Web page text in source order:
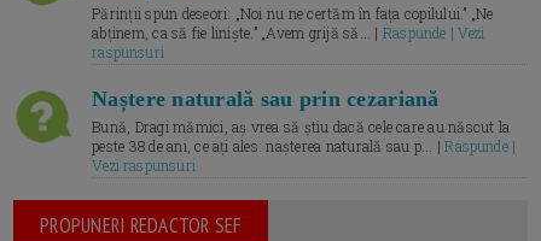
Părinții spun deseori: „Noi nu ne certăm în fața copilului.” „Ne
abținem, ca să fie liniște.” „Avem grijă să... | Raspunde | Vezi
raspunsuri
Naștere naturală sau prin cezariană
Bună, Dragi mămici, aș vrea să știu dacă cele care au născut la
peste 38 de ani, ce ați ales: nașterea naturală sau p... |Raspunde |
Vezi raspunsuri
PROPUNERI REDACTOR SEF